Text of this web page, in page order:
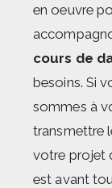
en oeuvre
cours de
besoins. Si
sommes à
transmettre
votre projet
est avant